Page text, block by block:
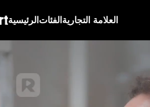
الرئيسيةالفئاتالعلامة التجارية